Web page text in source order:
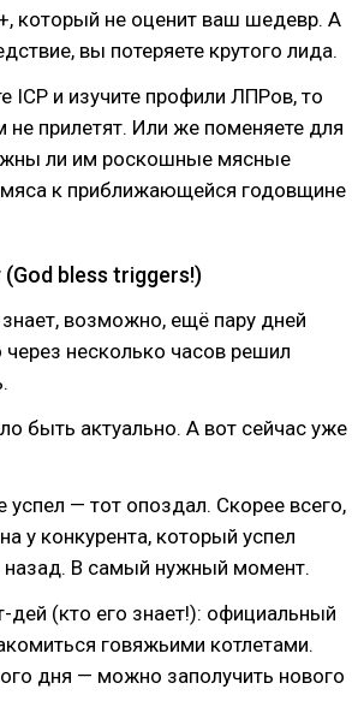
который не оценит ваш шедевр. А
вы потеряете крутого лида.
ICP и изучите профили ЛПРов, то
не прилетят. Или же поменяете для
ли им роскошные мясные
мяса к приближающейся годовщине
bless triggers!)
возможно, ещё пару дней
через несколько часов решил
быть актуально. А вот сейчас уже
успел — тот опоздал. Скорее всего,
у конкурента, который успел
назад. В самый нужный момент.
дей (кто его знает!): официальный
говяжьими котлетами.
дня — можно заполучить нового